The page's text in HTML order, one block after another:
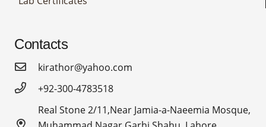
Contacts
kirathor@yahoo.com
+92-300-4783518
Real Stone 2/11,Near Jamia-a-Naeemia Mosque,